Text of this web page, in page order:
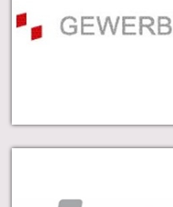
GewerbeGlarusNord
Gewerbevereine
Mollis-Kerenzen.